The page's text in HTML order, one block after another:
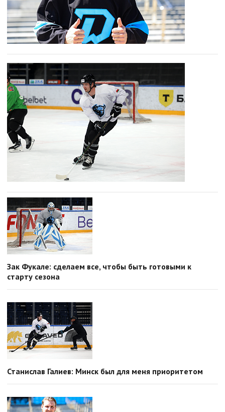
Зак Фукале: сделаем все, чтобы быть готовыми к
старту сезона
Станислав Галиев: Минск был для меня приоритетом